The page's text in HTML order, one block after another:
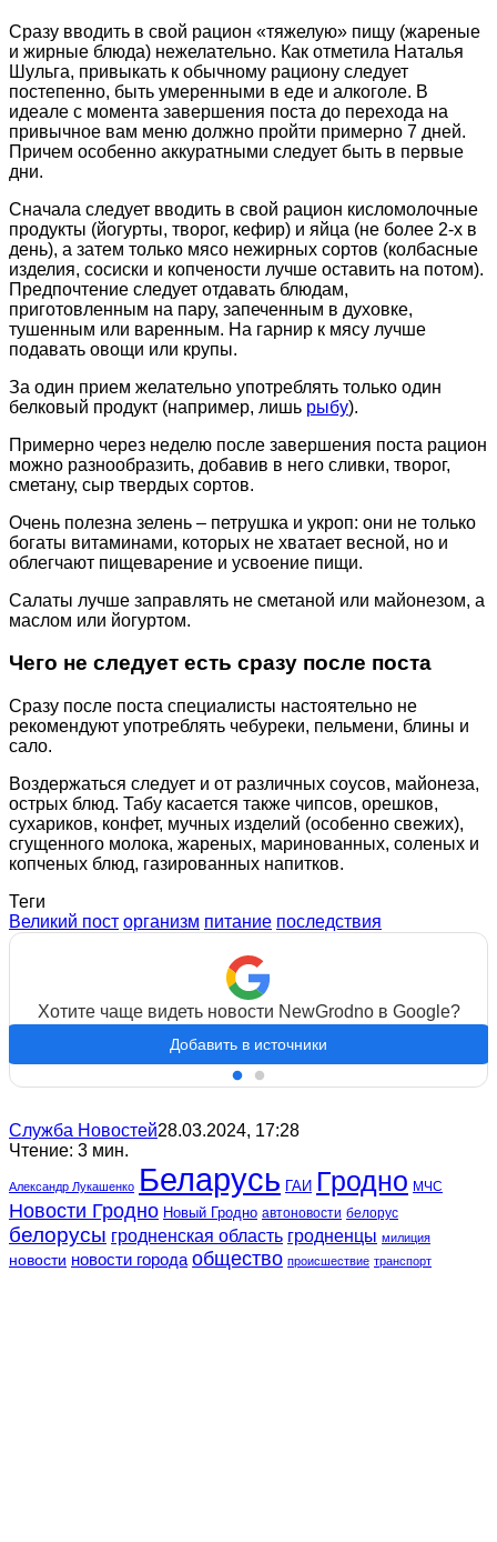
Сразу вводить в свой рацион «тяжелую» пищу (жареные
и жирные блюда) нежелательно. Как отметила Наталья
Шульга, привыкать к обычному рациону следует
постепенно, быть умеренными в еде и алкоголе. В
идеале с момента завершения поста до перехода на
привычное вам меню должно пройти примерно 7 дней.
Причем особенно аккуратными следует быть в первые
дни.
Сначала следует вводить в свой рацион кисломолочные
продукты (йогурты, творог, кефир) и яйца (не более 2-х в
день), а затем только мясо нежирных сортов (колбасные
изделия, сосиски и копчености лучше оставить на потом).
Предпочтение следует отдавать блюдам,
приготовленным на пару, запеченным в духовке,
тушенным или варенным. На гарнир к мясу лучше
подавать овощи или крупы.
За один прием желательно употреблять только один
белковый продукт (например, лишь рыбу).
Примерно через неделю после завершения поста рацион
можно разнообразить, добавив в него сливки, творог,
сметану, сыр твердых сортов.
Очень полезна зелень – петрушка и укроп: они не только
богаты витаминами, которых не хватает весной, но и
облегчают пищеварение и усвоение пищи.
Салаты лучше заправлять не сметаной или майонезом, а
маслом или йогуртом.
Чего не следует есть сразу после поста
Сразу после поста специалисты настоятельно не
рекомендуют употреблять чебуреки, пельмени, блины и
сало.
Воздержаться следует и от различных соусов, майонеза,
острых блюд. Табу касается также чипсов, орешков,
сухариков, конфет, мучных изделий (особенно свежих),
сгущенного молока, жареных, маринованных, соленых и
копченых блюд, газированных напитков.
Теги
Великий пост организм питание последствия
Хотите чаще видеть новости NewGrodno в Google?
Добавить в источники
Служба Новостей28.03.2024, 17:28
Чтение: 3 мин.
Александр Лукашенко Беларусь ГАИ Гродно МЧС
Новости Гродно Новый Гродно автоновости белорус
белорусы гродненская область гродненцы милиция
новости новости города общество происшествие транспорт